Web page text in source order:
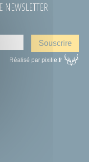
NEWSLETTER
Réalisé par pixilie.fr